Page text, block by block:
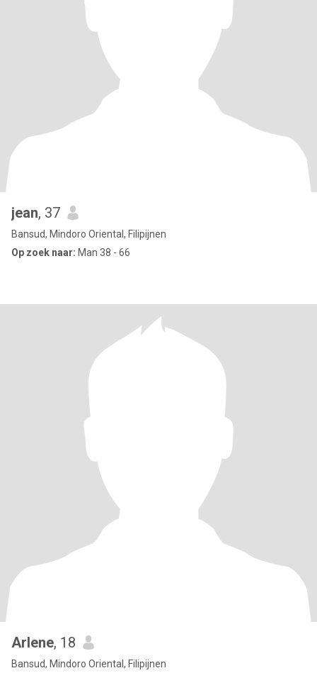
jean, 37
Bansud, Mindoro Oriental, Filipijnen
Op zoek naar: Man 38 - 66
Arlene, 18
Bansud, Mindoro Oriental, Filipijnen